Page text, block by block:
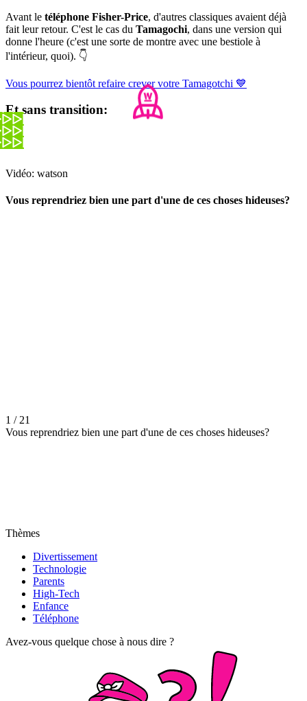
Avant le téléphone Fisher-Price, d'autres classiques avaient déjà
fait leur retour. C'est le cas du Tamagochi, dans une version qui
donne l'heure (c'est une sorte de montre avec une bestiole à
l'intérieur, quoi). 👇
Vous pourrez bientôt refaire crever votre Tamagotchi 💙
Et sans transition:
Vidéo: watson
Vous reprendriez bien une part d'une de ces choses hideuses?
1 / 21
Vous reprendriez bien une part d'une de ces choses hideuses?
Thèmes
Divertissement
Technologie
Parents
High-Tech
Enfance
Téléphone
Avez-vous quelque chose à nous dire ?